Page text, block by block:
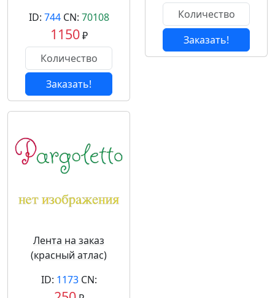
ID: 744CN: 70108
1150₽
Заказать!
Заказать!
Лента на заказ
(красный атлас)
ID: 1173CN: